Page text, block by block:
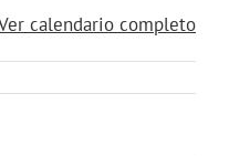
calendario completo